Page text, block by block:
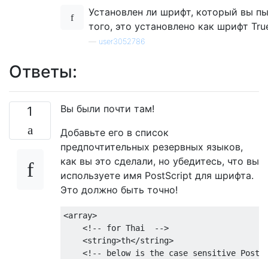
Установлен ли шрифт, который вы
того, это установлено как шрифт
user3052786
Ответы:
1
Вы были почти там!
Добавьте его в список
предпочтительных резервных языков,
как вы это сделали, но убедитесь, что вы
используете имя PostScript для шрифта.
Это должно быть точно!
<array>
<!--
for Thai
-->
<string>th</string>
<!--
below is the case sensitive